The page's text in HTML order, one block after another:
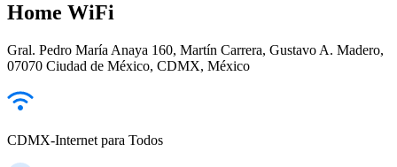
Home WiFi
Gral. Pedro María Anaya 160, Martín Carrera, Gustavo A. Madero,
07070 Ciudad de México, CDMX, México
CDMX-Internet para Todos